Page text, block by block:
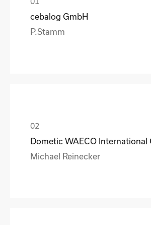
cebalog GmbH
P.Stamm
Dometic WAECO International
Michael Reinecker